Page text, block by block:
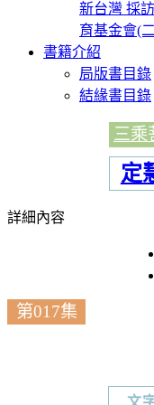
新台灣 採
育基金會(
書籍介紹
局版書目錄
結緣書目錄
三乘
定
詳細內容
第017集
文